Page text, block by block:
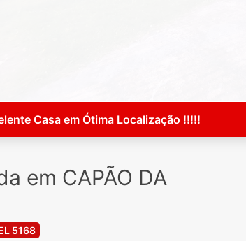
Casa em Ótima Localização !!!!!
em CAPÃO DA
5168